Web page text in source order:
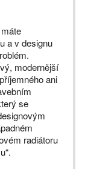
a v designu
modernější
ani
se
radiátoru